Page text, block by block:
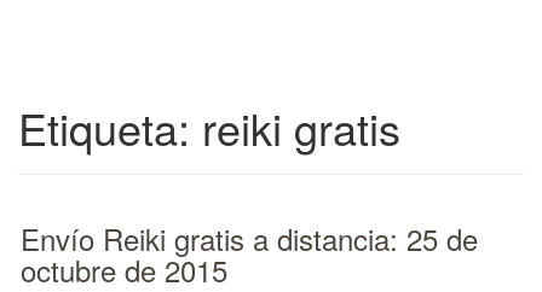
n
Etiqueta: reiki gratis
Envío Reiki gratis a distancia: 25 de
octubre de 2015